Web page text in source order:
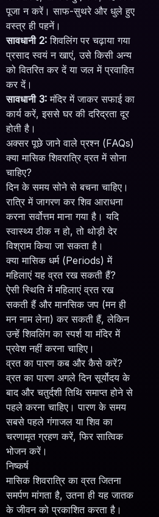
पूजा न करें। साफ-सुथरे और धुले हुए
वस्त्र ही पहनें।
सावधानी 2: शिवलिंग पर चढ़ाया गया
प्रसाद स्वयं न खाएं, उसे किसी अन्य
को वितरित कर दें या जल में प्रवाहित
कर दें।
सावधानी 3: मंदिर में जाकर सफाई का
कार्य करें, इससे घर की दरिद्रता दूर
होती है।
अक्सर पूछे जाने वाले प्रश्न (FAQs)
क्या मासिक शिवरात्रि व्रत में सोना
चाहिए?
दिन के समय सोने से बचना चाहिए।
रात्रि में जागरण कर शिव आराधना
करना सर्वोत्तम माना गया है। यदि
स्वास्थ्य ठीक न हो, तो थोड़ी देर
विश्राम किया जा सकता है।
क्या मासिक धर्म (Periods) में
महिलाएं यह व्रत रख सकती हैं?
ऐसी स्थिति में महिलाएं व्रत रख
सकती हैं और मानसिक जप (मन ही
मन नाम लेना) कर सकती हैं, लेकिन
उन्हें शिवलिंग का स्पर्श या मंदिर में
प्रवेश नहीं करना चाहिए।
व्रत का पारण कब और कैसे करें?
व्रत का पारण अगले दिन सूर्योदय के
बाद और चतुर्दशी तिथि समाप्त होने से
पहले करना चाहिए। पारण के समय
सबसे पहले गंगाजल या शिव का
चरणामृत ग्रहण करें, फिर सात्विक
भोजन करें।
निष्कर्ष
मासिक शिवरात्रि का व्रत जितना
समर्पण मांगता है, उतना ही यह जातक
के जीवन को प्रकाशित करता है।